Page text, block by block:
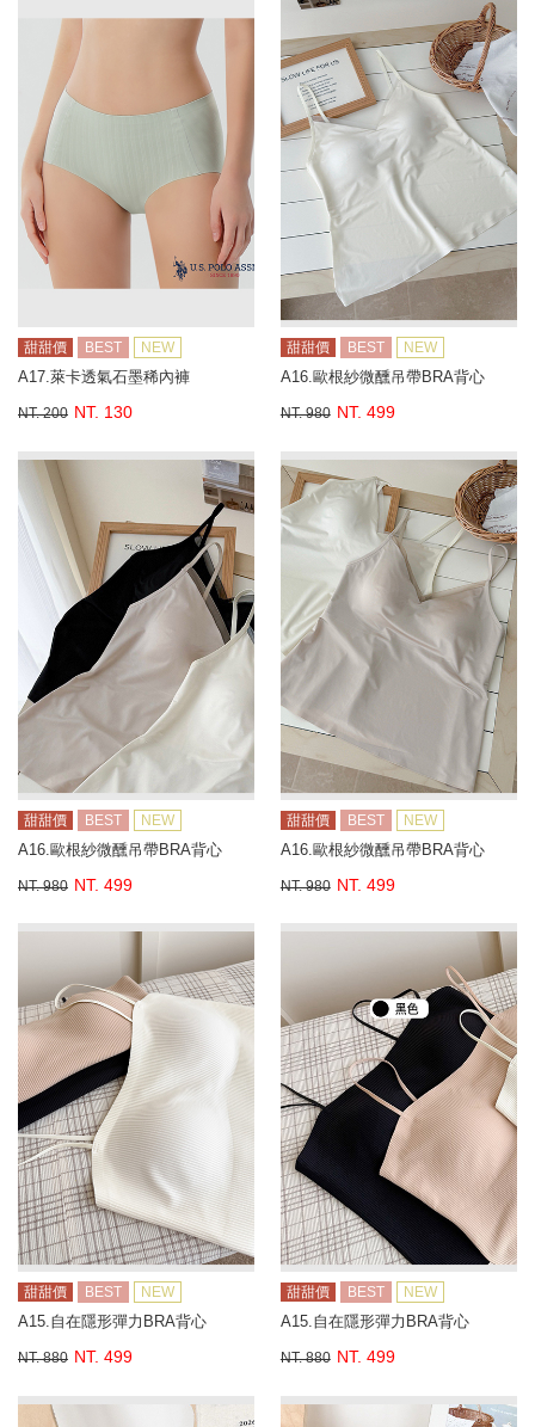
甜甜價 BEST NEW
A17.萊卡透氣石墨稀內褲
NT. 200 NT. 130
甜甜價 BEST NEW
A16.歐根紗微醺吊帶BRA背心
NT. 980 NT. 499
甜甜價 BEST NEW
A16.歐根紗微醺吊帶BRA背心
NT. 980 NT. 499
甜甜價 BEST NEW
A16.歐根紗微醺吊帶BRA背心
NT. 980 NT. 499
甜甜價 BEST NEW
A15.自在隱形彈力BRA背心
NT. 880 NT. 499
甜甜價 BEST NEW
A15.自在隱形彈力BRA背心
NT. 880 NT. 499